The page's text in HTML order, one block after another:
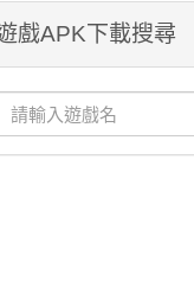
戲APK下載搜尋